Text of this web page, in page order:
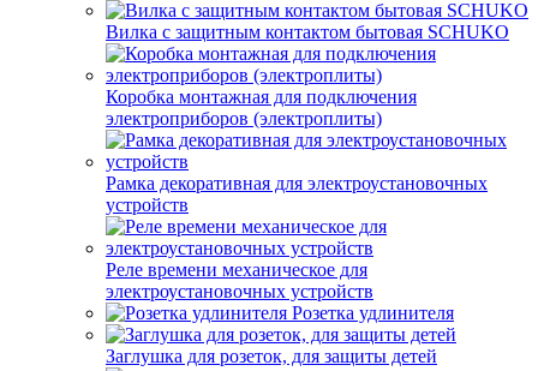
Вилка с защитным контактом бытовая SCHUKO
Коробка монтажная для подключения
электроприборов (электроплиты)
Рамка декоративная для электроустановочных
устройств
Реле времени механическое для
электроустановочных устройств
Розетка удлинителя
Заглушка для розеток, для защиты детей